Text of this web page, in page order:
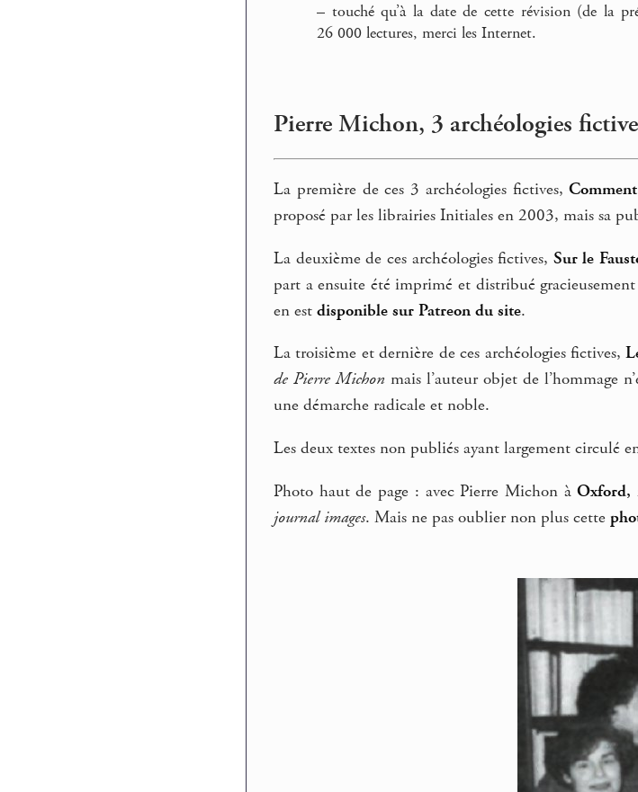
– touché qu’à la date de cette révision (de la
26 000 lectures, merci les Internet.
Pierre Michon, 3 archéologies
La première de ces 3 archéologies fictives,
proposé par les librairies Initiales en 2003, mais sa
La deuxième de ces archéologies fictives, Sur le
part a ensuite été imprimé et distribué
en est disponible sur Patreon du site.
La troisième et dernière de ces archéologies fictives,
de Pierre Michon mais l’auteur objet de l’hommage
une démarche radicale et noble.
Les deux textes non publiés ayant largement circulé
Photo haut de page : avec Pierre Michon àOxford,
journal images. Mais ne pas oublier non plus cette